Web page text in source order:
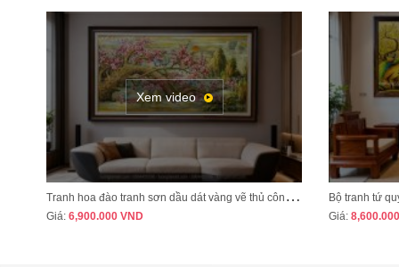
Xem video
T
ranh hoa đào tranh sơn dầu dát vàng vẽ thủ công MÃ HD07
Giá: 6,900.000 VND Giá:
Tôi rất ưng ý với tay nghề vẽ tranh
của họa sỹ xưởng vẽ Tường Lam art